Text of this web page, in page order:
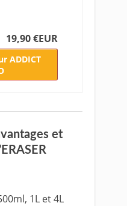
19,90 €EUR
ADDICT
et
1L et 4L